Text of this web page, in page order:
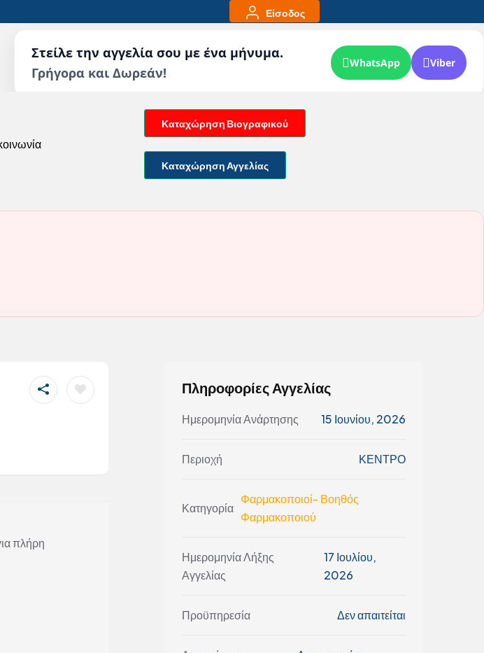
Είσοδος
Στείλε την αγγελία σου με ένα μήνυμα.
Γρήγορα και Δωρεάν!
WhatsApp Viber
Καταχώρηση Βιογραφικού
Καταχώρηση Αγγελίας
πλήρη
Πληροφορίες Αγγελίας
Ημερομηνία Ανάρτησης 15 Ιουνίου, 2026
Περιοχή ΚΕΝΤΡΟ
Κατηγορία
Φαρμακοποιοί- Βοηθός
Φαρμακοποιού
Ημερομηνία Λήξης
Αγγελίας
17 Ιουλίου,
2026
Προϋπηρεσία Δεν απαιτείται